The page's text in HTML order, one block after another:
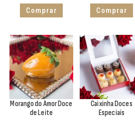
Comprar Comprar
Morango do Amor Doce
de Leite
Caixinha Doces
Especiais